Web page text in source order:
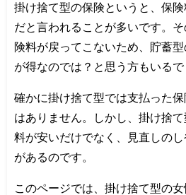
掛け捨て型の保険というと、保
だと言われることが多いです。
険料が戻ってこないため、貯蓄
が得なのでは？と思う方もいるで
確かに掛け捨て型では支払った
はありません。しかし、掛け捨
料が安いだけでなく、見直しの
があるのです。
このページでは、掛け捨て型の